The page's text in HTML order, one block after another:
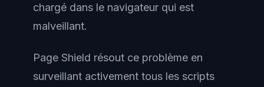
chargé dans le navigateur qui est
malveillant.
Page Shield résout ce problème en
surveillant activement tous les scripts